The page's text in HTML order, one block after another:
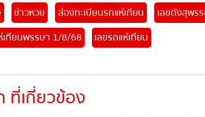
ข่าวหวย ส่องทะเบียนรถแห่เทียน
เลขดังสุพร
เทียนพรรษา 1/8/68
เลขรถแห่เทียน
ที่เกี่ยวข้อง